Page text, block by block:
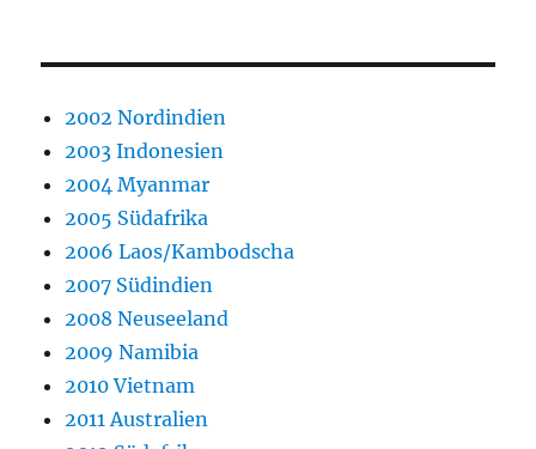
2002 Nordindien
2003 Indonesien
2004 Myanmar
2005 Südafrika
2006 Laos/Kambodscha
2007 Südindien
2008 Neuseeland
2009 Namibia
2010 Vietnam
2011 Australien